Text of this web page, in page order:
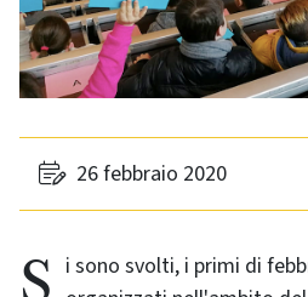
26 febbraio 2020
Si sono svolti, i primi di febbraio, gli incontri